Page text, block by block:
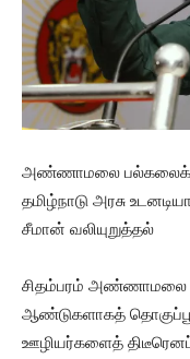
அண்ணாமலை
தமிழ்நாடு அரசு
சீமான் வலியுறுத்தல்
சிதம்பரம் அண்ணாமலை
ஆண்டுகளாகத்
ஊழியர்களைத்